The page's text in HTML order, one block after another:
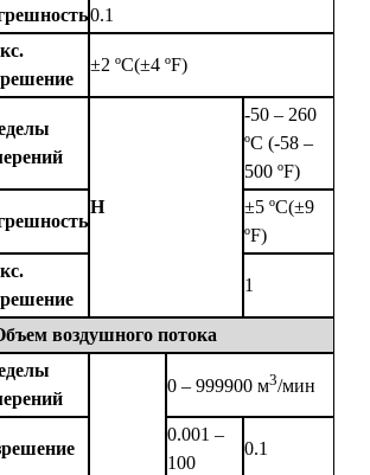
0.1
±2 ºС(±4 ºF)
Н
-50 – 260
ºС (-58 –
500 ºF)
±5 ºС(±9
ºF)
1
воздушного потока
0 – 999900 м3/мин
0.001 –
100
0.1